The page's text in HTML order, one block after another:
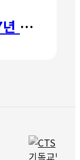
2027년 갈보리 어학원 유치부 신입생 모집